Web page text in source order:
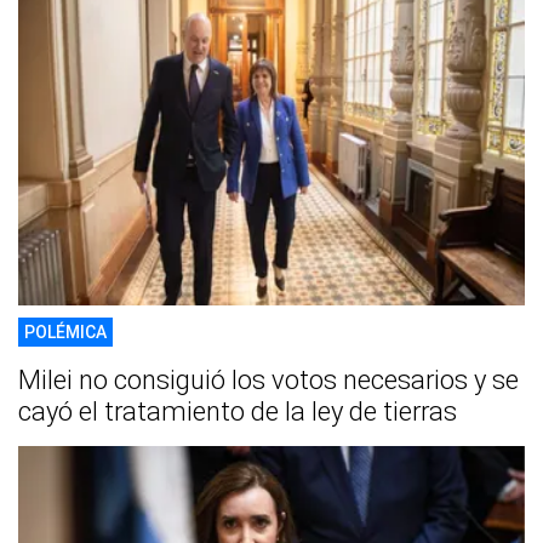
POLÉMICA
Milei no consiguió los votos necesarios y se
cayó el tratamiento de la ley de tierras